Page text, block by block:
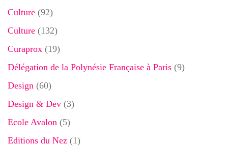
Culture (92)
Culture (132)
Curaprox (19)
Délégation de la Polynésie Française à Paris (9)
Design (60)
Design & Dev (3)
Ecole Avalon (5)
Editions du Nez (1)